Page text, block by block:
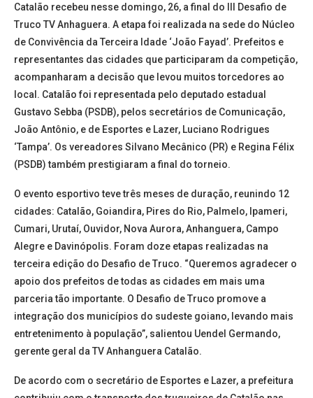
Catalão recebeu nesse domingo, 26, a final do III Desafio de
Truco TV Anhaguera. A etapa foi realizada na sede do Núcleo
de Convivência da Terceira Idade ‘João Fayad’. Prefeitos e
representantes das cidades que participaram da competição,
acompanharam a decisão que levou muitos torcedores ao
local. Catalão foi representada pelo deputado estadual
Gustavo Sebba (PSDB), pelos secretários de Comunicação,
João Antônio, e de Esportes e Lazer, Luciano Rodrigues
‘Tampa’. Os vereadores Silvano Mecânico (PR) e Regina Félix
(PSDB) também prestigiaram a final do torneio.
O evento esportivo teve três meses de duração, reunindo 12
cidades: Catalão, Goiandira, Pires do Rio, Palmelo, Ipameri,
Cumari, Urutaí, Ouvidor, Nova Aurora, Anhanguera, Campo
Alegre e Davinópolis. Foram doze etapas realizadas na
terceira edição do Desafio de Truco. “Queremos agradecer o
apoio dos prefeitos de todas as cidades em mais uma
parceria tão importante. O Desafio de Truco promove a
integração dos municípios do sudeste goiano, levando mais
entretenimento à população”, salientou Uendel Germando,
gerente geral da TV Anhanguera Catalão.
De acordo com o secretário de Esportes e Lazer, a prefeitura